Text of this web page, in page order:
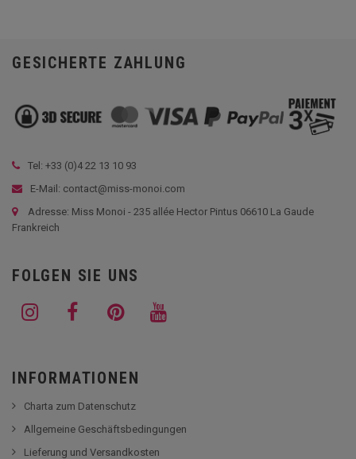
GESICHERTE ZAHLUNG
Tel: +33 (0)4 22 13 10 93
E-Mail: contact@miss-monoi.com
Adresse: Miss Monoi - 235 allée Hector Pintus 06610 La Gaude
Frankreich
FOLGEN SIE UNS
INFORMATIONEN
Charta zum Datenschutz
Allgemeine Geschäftsbedingungen
Lieferung und Versandkosten